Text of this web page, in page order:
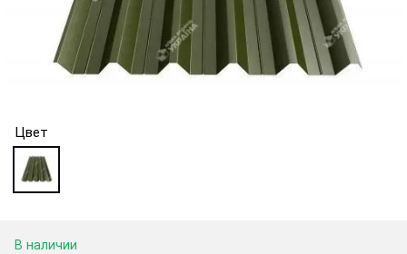
Цвет
В наличии